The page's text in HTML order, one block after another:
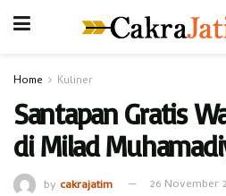
Home Kuliner
Santapan Gratis
di Milad
by cakrajatim 26 November